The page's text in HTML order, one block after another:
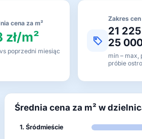
cena za m²
zł/m²
vs poprzedni miesiąc
Zakres cen
21
25
min – max,
próbie
Średnia cena za m² w
1. Śródmieście